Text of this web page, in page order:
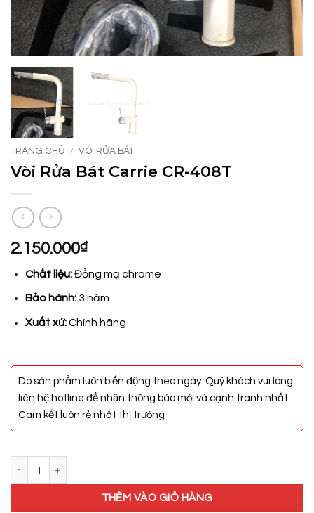
TRANG CHỦ / VÒI RỬA BÁT
Vòi Rửa Bát Carrie CR-408T
2.150.000₫
Chất liệu:Đồng mạ chrome
Bảo hành: 3 năm
Xuất xứ:Chính hãng
Do sản phẩm luôn biến động theo ngày. Quý khách vui lòng
liên hệ hotline để nhận thông báo mới và cạnh tranh nhất.
Cam kết luôn rẻ nhất thị trường
THÊM VÀO GIỎ HÀNG